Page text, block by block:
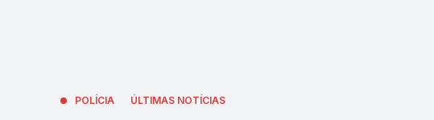
POLÍCIA ÚLTIMAS NOTÍCIAS